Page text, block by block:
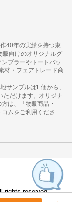
40年の実績を持つ東
販向けのオリジナルグ
ブラーやトートバッ
材・フェアトレード商
サンプルは1 個から、
ただけます。オリジナ
は、「物販商品・
ムをご利用くださ
rights reserved.